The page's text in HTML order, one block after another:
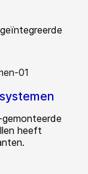
heeft